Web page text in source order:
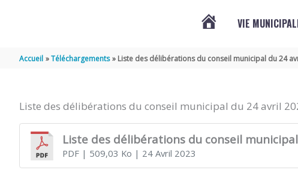
VIE
Accueil Téléchargements Liste des délibérations du conseil municipal du 24
Liste des délibérations du conseil municipal du 24 avril
Liste des délibérations du conseil
PDF| 509,03 Ko | 24 Avril 2023